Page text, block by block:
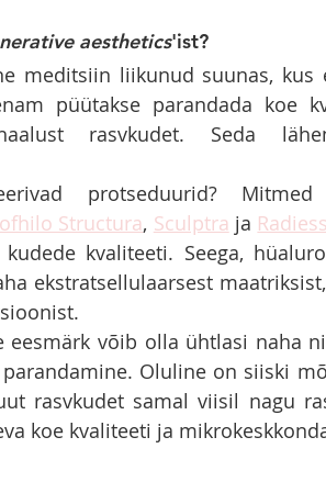
aesthetics'ist?
meditsiin liikunud suunas, kus
püütakse parandada koe
rasvkudet. Seda
protseduurid?
Structura, Sculptra ja
kvaliteeti. Seega,
ekstratsellulaarsest
eesmärk võib olla ühtlasi naha
Oluline on siiski
rasvkudet samal viisil nagu
koe kvaliteeti ja